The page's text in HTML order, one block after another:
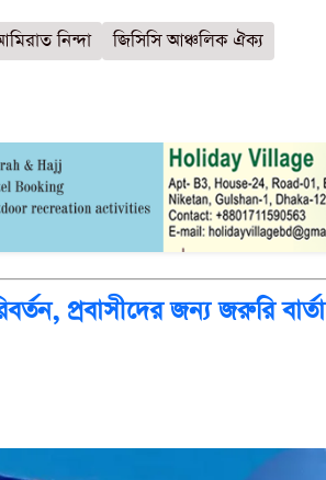
নিন্দা
জিসিসি আঞ্চলিক ঐক্য
প্রবাসীদের জন্য জরুরি বার্তা